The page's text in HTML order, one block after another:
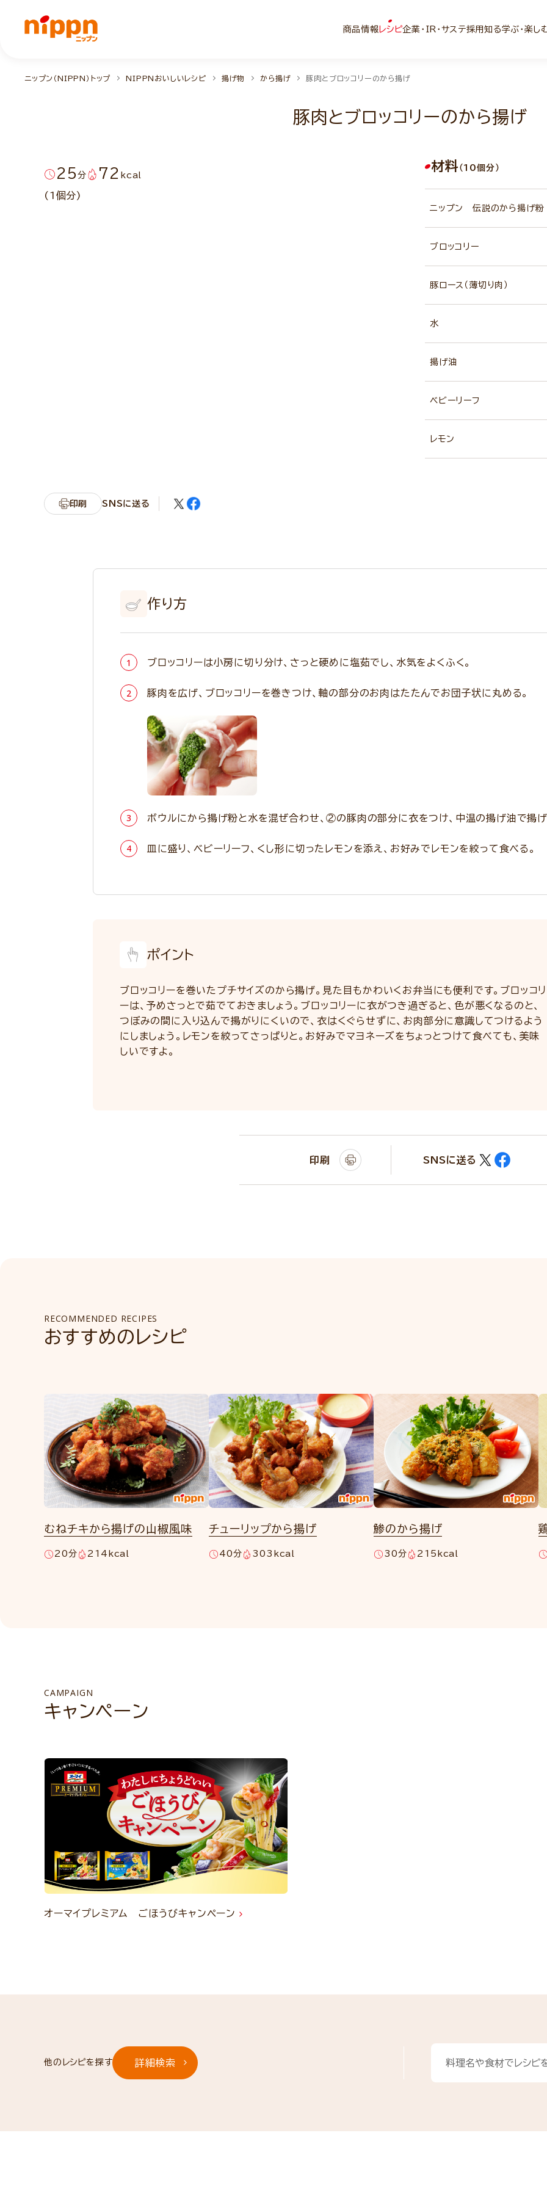
商品情報 レシピ企業・IR・サステ採用知る学ぶ・楽し
ニップン（NIPPN）トップ NIPPNおいしいレシピ 揚げ物 から揚げ 豚肉とブロッコリーのから揚げ
豚肉とブロッコリーのから揚げ
25 分 72 kcal
(1個分)
材料 （10個分）
ニップン 伝説のから揚げ粉
ブロッコリー
豚ロース（薄切り肉）
水
揚げ油
ベビーリーフ
レモン
印刷 SNSに送る
作り方
ブロッコリーは小房に切り分け、さっと硬めに塩茹でし、水気をよくふく。
豚肉を広げ、ブロッコリーを巻きつけ、軸の部分のお肉はたたんでお団子状に丸める。
ボウルにから揚げ粉と水を混ぜ合わせ、②の豚肉の部分に衣をつけ、中温の揚げ油で揚げ
皿に盛り、ベビーリーフ、くし形に切ったレモンを添え、お好みでレモンを絞って食べる。
ポイント
ブロッコリーを巻いたプチサイズのから揚げ。見た目もかわいくお弁当にも便利です。ブロッコリ
ーは、予めさっとで茹でておきましょう。ブロッコリーに衣がつき過ぎると、色が悪くなるのと、
つぼみの間に入り込んで揚がりにくいので、衣はくぐらせずに、お肉部分に意識してつけるよう
にしましょう。レモンを絞ってさっぱりと。お好みでマヨネーズをちょっとつけて食べても、美味
しいですよ。
印刷 SNSに送る
RECOMMENDED RECIPES
おすすめのレシピ
むねチキから揚げの山椒風味
20分 214kcal
チューリップから揚げ
40分 303kcal
鯵のから揚げ
30分 215kcal
CAMPAIGN
キャンペーン
オーマイプレミアム ごほうびキャンペーン
他のレシピを探す 詳細検索